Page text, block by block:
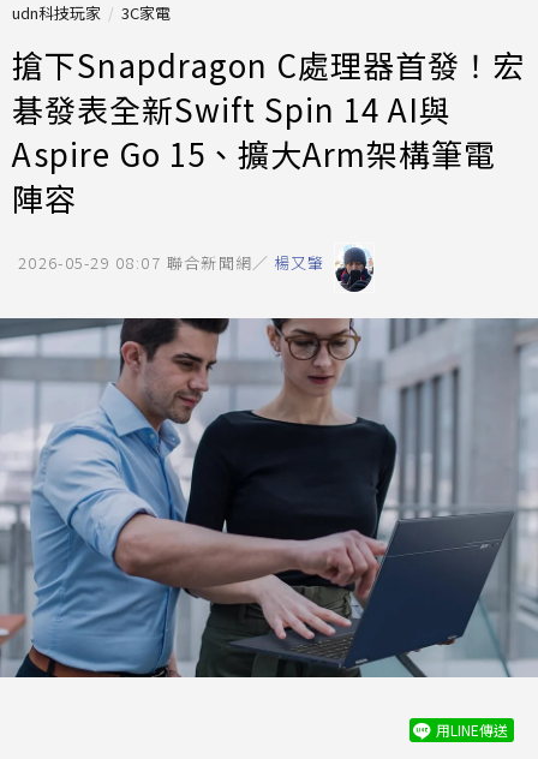
udn科技玩家 3C家電
搶下Snapdragon C處理器首發！宏
碁發表全新Swift Spin 14 AI與
Aspire Go 15、擴大Arm架構筆電
陣容
2026-05-29 08:07 聯合新聞網／ 楊又肇
用LINE傳送